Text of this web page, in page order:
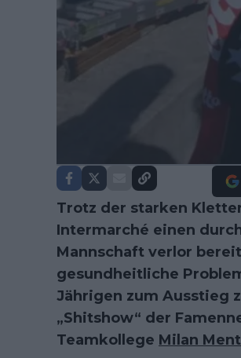
Trotz der starken
Intermarché einen
Mannschaft verlor
gesundheitliche
Jährigen zum Ausstieg
„Shitshow“ der
Teamkollege Milan